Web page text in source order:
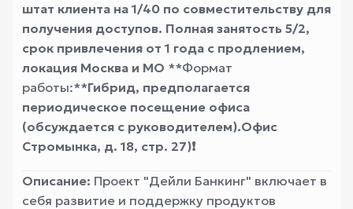
штат клиента на 1/40 по совместительству для
получения доступов. Полная занятость 5/2,
срок привлечения от 1 года с продлением,
локация Москва и МО **Формат
работы:**Гибрид, предполагается
периодическое посещение офиса
(обсуждается с руководителем).Офис
Стромынка, д. 18, стр. 27)❗️
Описание: Проект "Дейли Банкинг" включает в
себя развитие и поддержку продуктов